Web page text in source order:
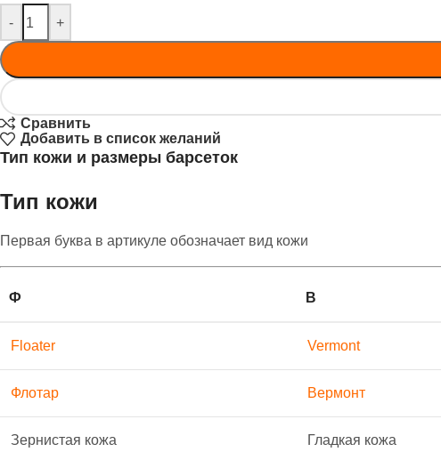
- +
Сравнить
Добавить в список желаний
Тип кожи и размеры барсеток
Тип кожи
Первая буква в артикуле обозначает вид кожи
Ф В
Floater Vermont
Флотар Вермонт
Зернистая кожа Гладкая кожа